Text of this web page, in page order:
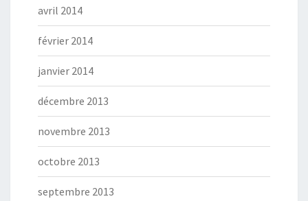
avril 2014
février 2014
janvier 2014
décembre 2013
novembre 2013
octobre 2013
septembre 2013